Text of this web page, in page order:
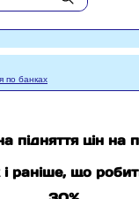
по банках
підняття цін на
раніше, що